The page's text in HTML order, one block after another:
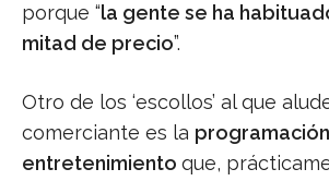
porque “la gente se ha
mitad de precio”.
Otro de los ‘escollos’ al que
comerciante es la
entretenimiento que,